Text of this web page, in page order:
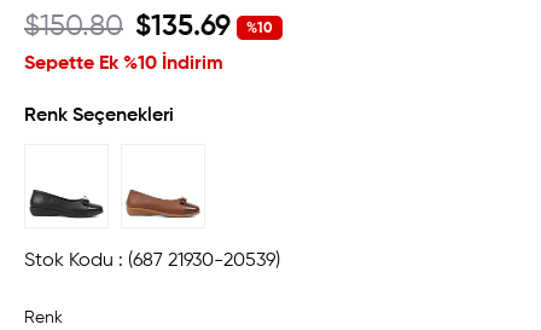
$150.80 $135.69
Sepette Ek %10 İndirim
%10
Renk Seçenekleri
Stok Kodu (687 21930-20539)
Renk